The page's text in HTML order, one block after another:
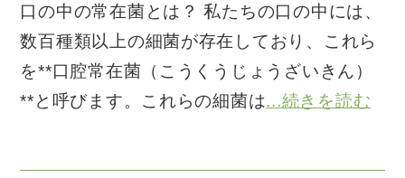
口の中の常在菌とは？ 私たちの口の中には、
数百種類以上の細菌が存在しており、これら
を**口腔常在菌（こうくうじょうざいきん）
**と呼びます。これらの細菌は...続きを読む